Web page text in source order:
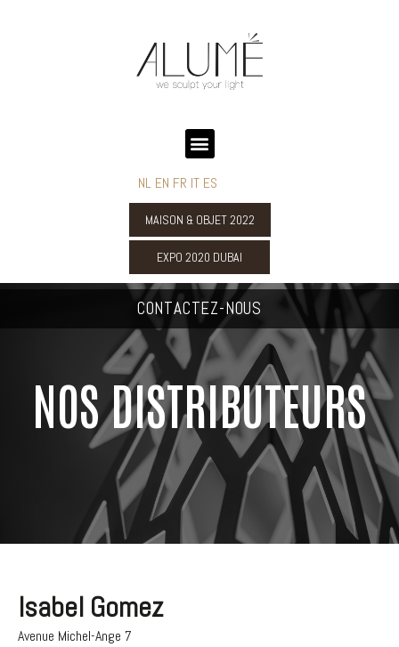
NL EN FR IT ES
MAISON & OBJET 2022
EXPO 2020 DUBAI
CONTACTEZ-NOUS
NOS DISTRIBUTEURS
Isabel Gomez
Avenue Michel-Ange 7